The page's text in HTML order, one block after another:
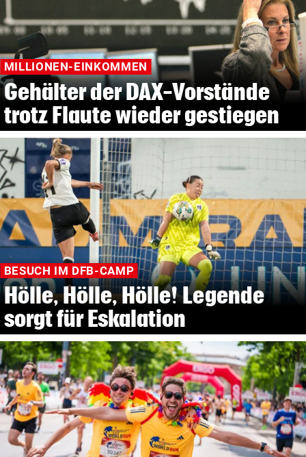
MILLIONEN-EINKOMMEN
Gehälter der DAX-Vorstände
trotz Flaute wieder gestiegen
BESUCH IM DFB-CAMP
Hölle, Hölle, Hölle! Legende
sorgt für Eskalation